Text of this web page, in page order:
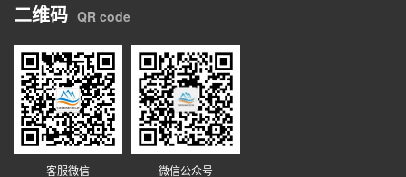
二维码 QR code
客服微信 微信公众号